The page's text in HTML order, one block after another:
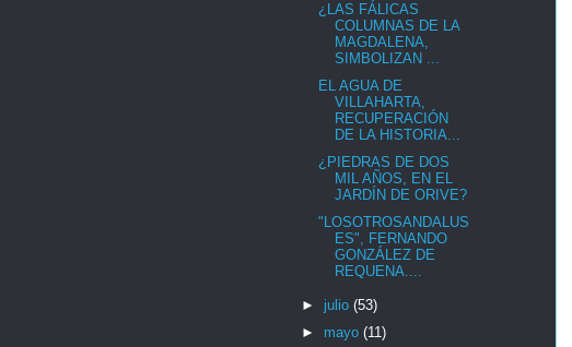
¿LAS FÁLICAS
COLUMNAS DE LA
MAGDALENA,
SIMBOLIZAN ...
EL AGUA DE
VILLAHARTA,
RECUPERACIÓN
DE LA HISTORIA...
¿PIEDRAS DE DOS
MIL AÑOS, EN EL
JARDÍN DE ORIVE?
"LOSOTROSANDALUS
ES", FERNANDO
GONZÁLEZ DE
REQUENA....
► julio (53)
► mayo (11)